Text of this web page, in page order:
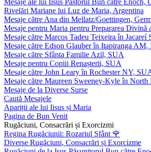
Rivelări Mariane lui Luz de Maria, Argentina
Mesaje către Ana din Mellatz/Goettingen,
Mesaje pentru Maria pentru Prepararea Divină
Mesaje către Marcos Tadeu Teixeira în Jacareí
Mesaje către Edson Glauber în Itapiranga AM,
Mesaje către Sfânta Familie Azil, SUA
Mesaje pentru Copiii Renașterii, SUA
Mesaje către John Leary în Rochester NY,
Mesaje către Maureen Sweeney-Kyle în
Mesaje de la Diverse Surse
Caută Mesajele
Apariții ale lui Iisus și Maria
Pagina de Bun Venit
Rugăciuni, Consacrări și Exorcizmi
Regina Rugăciunii: Rozariul Sfânt 🌹
Diverse Rugăciuni, Consacrări și Exorcizme